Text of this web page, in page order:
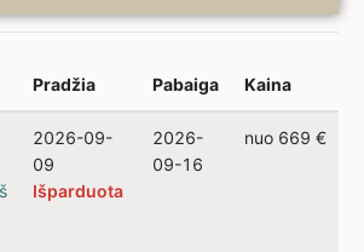
Pradžia Pabaiga Kaina
2026-09-
09
Išparduota
2026-
09-16
nuo 669 €